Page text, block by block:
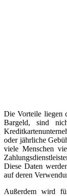
Die Vorteile liegen
Bargeld, sind
oder jährliche
viele Menschen
Diese Daten
auf deren
Außerdem wird